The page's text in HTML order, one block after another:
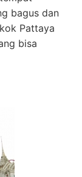
bagus dan
Pattaya
bisa